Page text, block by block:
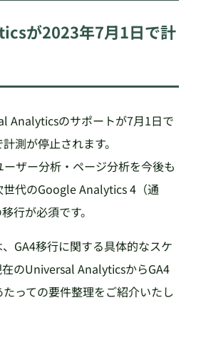
が2023年7月1日で計
Analyticsのサポートが7月1日で
測が停止されます。
ザー分析・ページ分析を今後も
代のGoogle Analytics 4（通
行が必須です。
GA4移行に関する具体的なスケ
のUniversal AnalyticsからGA4
っての要件整理をご紹介いたし